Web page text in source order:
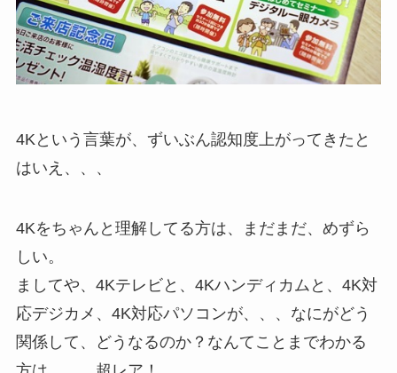
4Kという言葉が、ずいぶん認知度上がってきたと
はいえ、、、
4Kをちゃんと理解してる方は、まだまだ、めずら
しい。
ましてや、4Kテレビと、4Kハンディカムと、4K対
応デジカメ、4K対応パソコンが、、、なにがどう
関係して、どうなるのか？なんてことまでわかる